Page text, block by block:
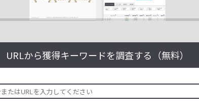
URLから獲得キーワードを調査する（無料）